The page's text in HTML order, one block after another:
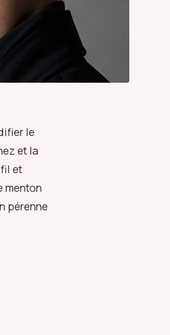
le
et la
et
menton
pérenne